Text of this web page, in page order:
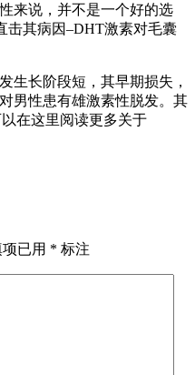
来说，并不是一个好的选
击其病因–DHT激素对毛囊
生长阶段短，其早期损失，
男性患有雄激素性脱发。其
在这里阅读更多关于
已用 * 标注